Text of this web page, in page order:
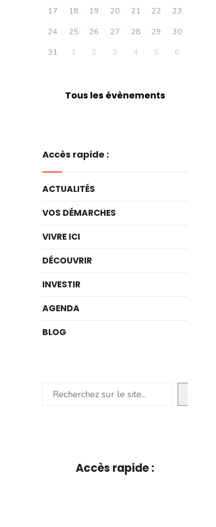
17
18 19 20 21 22
23
24
25 26 27 28 29
30
31
1 2 3 4 5 6
Tous les évènements
Accès rapide :
ACTUALITÉS
VOS DÉMARCHES
VIVRE ICI
DÉCOUVRIR
INVESTIR
AGENDA
BLOG
Rechercher
Accès rapide :